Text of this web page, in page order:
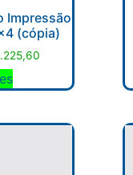
Impressão
(cópia)